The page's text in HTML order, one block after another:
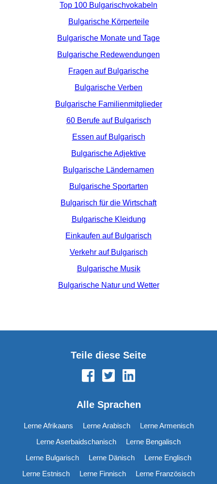
Top 100 Bulgarischvokabeln
Bulgarische Körperteile
Bulgarische Monate und Tage
Bulgarische Redewendungen
Fragen auf Bulgarische
Bulgarische Verben
Bulgarische Familienmitglieder
60 Berufe auf Bulgarisch
Essen auf Bulgarisch
Bulgarische Adjektive
Bulgarische Ländernamen
Bulgarische Sportarten
Bulgarisch für die Wirtschaft
Bulgarische Kleidung
Einkaufen auf Bulgarisch
Verkehr auf Bulgarisch
Bulgarische Musik
Bulgarische Natur und Wetter
Teile diese Seite
Alle Sprachen
Lerne Afrikaans Lerne Arabisch
Lerne Armenisch
Lerne Aserbaidschanisch
Lerne Bengalisch
Lerne Bulgarisch
Lerne Dänisch
Lerne Englisch
Lerne Estnisch
Lerne Finnisch
Lerne Französisch